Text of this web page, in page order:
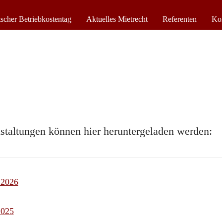
Betriebkostentag Aktuelles Mietrecht Referenten
können hier heruntergeladen werden: